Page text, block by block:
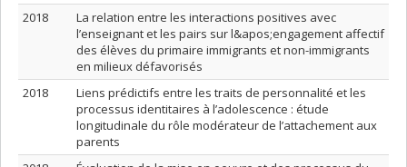
2018
La relation entre les interactions positives avec
l’enseignant et les pairs sur l&apos;engagement affectif
des élèves du primaire immigrants et non-immigrants
en milieux défavorisés
2018
Liens prédictifs entre les traits de personnalité et les
processus identitaires à l’adolescence : étude
longitudinale du rôle modérateur de l’attachement aux
parents